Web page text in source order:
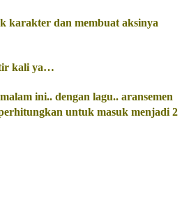
karakter dan membuat aksinya
kali ya…
ini.. dengan lagu.. aransemen
untuk masuk menjadi 2